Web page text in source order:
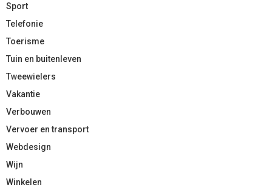
Sport
Telefonie
Toerisme
Tuin en buitenleven
Tweewielers
Vakantie
Verbouwen
Vervoer en transport
Webdesign
Wijn
Winkelen